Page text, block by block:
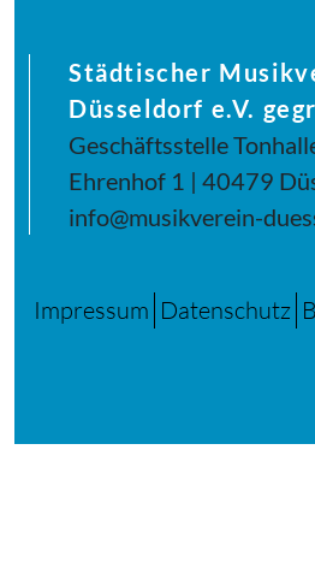
Städtischer
Düsseldorf e.V.
Geschäftsstelle
Ehrenhof 1 | 40479
info@musikverein-
Impressum Datenschutz